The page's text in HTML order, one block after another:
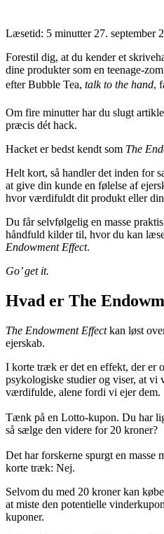
Læsetid: 5 minutter 27. september
Forestil dig, at du kender et
dine produkter som en teenage-
efter Bubble Tea, talk to the hand,
Om fire minutter har du slugt
præcis dét hack.
Hacket er bedst kendt som The
Helt kort, så handler det inden for
at give din kunde en følelse af
hvor værdifuldt dit produkt eller
Du får selvfølgelig en masse
håndfuld kilder til, hvor du kan
Endowment Effect.
Go’ get it.
Hvad er The
The Endowment Effectkan løst
ejerskab.
I korte træk er det en effekt, der er
psykologiske studier og viser, at vi
værdifulde, alene fordi vi ejer dem.
Tænk på en Lotto-kupon. Du har
så sælge den videre for 20 kroner?
Det har forskerne spurgt en masse
korte træk: Nej.
Selvom du med 20 kroner kan
at miste den potentielle
kuponer.